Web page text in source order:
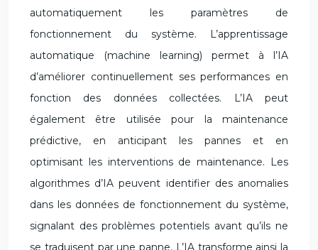
automatiquement les paramètres de
fonctionnement du système. L’apprentissage
automatique (machine learning) permet à l’IA
d’améliorer continuellement ses performances en
fonction des données collectées. L’IA peut
également être utilisée pour la maintenance
prédictive, en anticipant les pannes et en
optimisant les interventions de maintenance. Les
algorithmes d’IA peuvent identifier des anomalies
dans les données de fonctionnement du système,
signalant des problèmes potentiels avant qu’ils ne
se traduisent par une panne. L’IA transforme ainsi la